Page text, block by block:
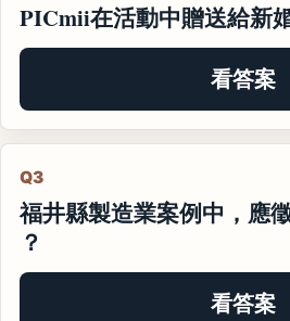
PICmii在活動中贈送給新
看答案
Q3
福井縣製造業案例中，應
？
看答案